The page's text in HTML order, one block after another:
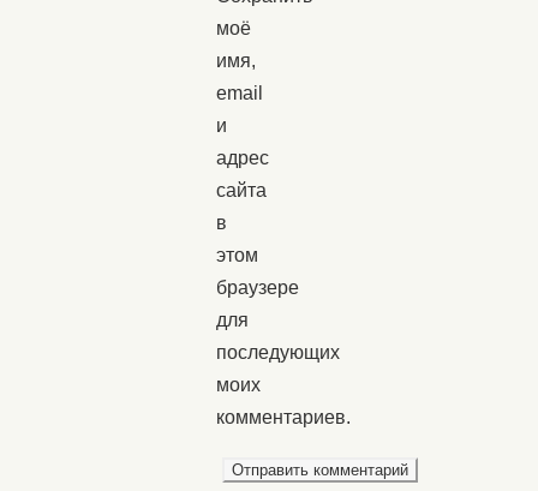
моё
имя,
email
и
адрес
сайта
в
этом
браузере
для
последующих
моих
комментариев.